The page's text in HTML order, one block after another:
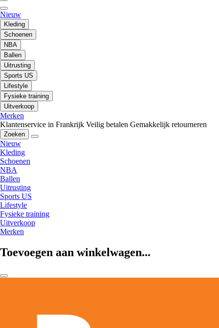
Nieuw
Kleding
Schoenen
NBA
Ballen
Uitrusting
Sports US
Lifestyle
Fysieke training
Uitverkoop
Merken
Klantenservice in Frankrijk Veilig betalen Gemakkelijk retourneren
Zoeken
Nieuw
Kleding
Schoenen
NBA
Ballen
Uitrusting
Sports US
Lifestyle
Fysieke training
Uitverkoop
Merken
Toevoegen aan winkelwagen...